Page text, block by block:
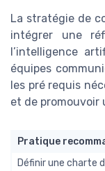
La stratégie de
intégrer une
l’intelligence
équipes
les pré requis
et de promouvoir
Pratique
Définir une charte